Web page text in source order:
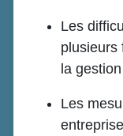
Les
plusieurs
la
Les